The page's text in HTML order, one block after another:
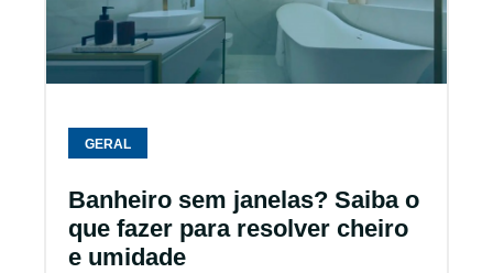
GERAL
Banheiro sem janelas? Saiba o
que fazer para resolver cheiro
e umidade